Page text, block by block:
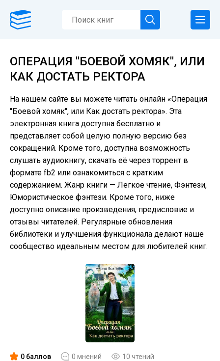
ОПЕРАЦИЯ "БОЕВОЙ ХОМЯК", ИЛИ
КАК ДОСТАТЬ РЕКТОРА
На нашем сайте вы можете читать онлайн «Операция
"Боевой хомяк", или Как достать ректора». Эта
электронная книга доступна бесплатно и
представляет собой целую полную версию без
сокращений. Кроме того, доступна возможность
слушать аудиокнигу, скачать её через торрент в
формате fb2 или ознакомиться с кратким
содержанием. Жанр книги — Легкое чтение, Фэнтези,
Юмористическое фэнтези. Кроме того, ниже
доступно описание произведения, предисловие и
отзывы читателей. Регулярные обновления
библиотеки и улучшения функционала делают наше
сообщество идеальным местом для любителей книг.
0 баллов 0 мнений 10 чтений